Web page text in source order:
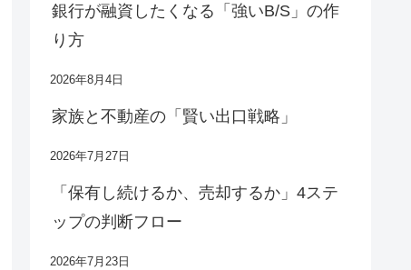
銀行が融資したくなる「強いB/S」の作
り方
2026年8月4日
家族と不動産の「賢い出口戦略」
2026年7月27日
「保有し続けるか、売却するか」4ステ
ップの判断フロー
2026年7月23日